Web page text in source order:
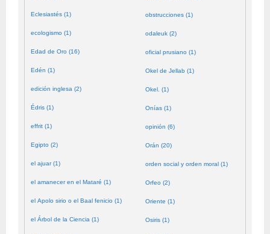
Eclesiastés (1)
ecologismo (1)
Edad de Oro (16)
Edén (1)
edición inglesa (2)
Édris (1)
effrit (1)
Egipto (2)
el ajuar (1)
el amanecer en el Mataré (1)
el Apolo sirio o el Baal fenicio (1)
el Árbol de la Ciencia (1)
obstrucciones (1)
odaleuk (2)
oficial prusiano (1)
Okel de Jellab (1)
Okel. (1)
Onías (1)
opinión (6)
Orán (20)
orden social y orden moral (1)
Orfeo (2)
Oriente (1)
Osiris (1)